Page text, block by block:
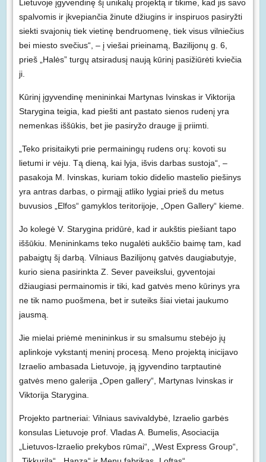
Lietuvoje įgyvendinę šį unikalų projektą ir tikime, kad jis savo
spalvomis ir įkvepiančia žinute džiugins ir inspiruos pasiryžti
siekti svajonių tiek vietinę bendruomenę, tiek visus vilniečius
bei miesto svečius“, – į viešai prieinamą, Bazilijonų g. 6,
prieš „Halės” turgų atsiradusį naują kūrinį pasižiūrėti kviečia
ji.
Kūrinį įgyvendinę menininkai Martynas Ivinskas ir Viktorija
Starygina teigia, kad piešti ant pastato sienos rudenį yra
nemenkas iššūkis, bet jie pasiryžo drauge jį priimti.
„Teko prisitaikyti prie permainingų rudens orų: kovoti su
lietumi ir vėju. Tą dieną, kai lyja, išvis darbas sustoja“, –
pasakoja M. Ivinskas, kuriam tokio didelio mastelio piešinys
yra antras darbas, o pirmąjį atliko lygiai prieš du metus
buvusios „Elfos“ gamyklos teritorijoje, „Open Gallery“ kieme.
Jo kolegė V. Starygina pridūrė, kad ir aukštis piešiant tapo
iššūkiu. Menininkams teko nugalėti aukščio baimę tam, kad
pabaigtų šį darbą. Vilniaus Bazilijonų gatvės daugiabutyje,
kurio siena pasirinkta Z. Sever paveikslui, gyventojai
džiaugiasi permainomis ir tiki, kad gatvės meno kūrinys yra
ne tik namo puošmena, bet ir suteiks šiai vietai jaukumo
jausmą.
Jie mielai priėmė menininkus ir su smalsumu stebėjo jų
aplinkoje vykstantį meninį procesą. Meno projektą inicijavo
Izraelio ambasada Lietuvoje, ją įgyvendino tarptautinė
gatvės meno galerija „Open gallery“, Martynas Ivinskas ir
Viktorija Starygina.
Projekto partneriai: Vilniaus savivaldybė, Izraelio garbės
konsulas Lietuvoje prof. Vladas A. Bumelis, Asociacija
„Lietuvos-Izraelio prekybos rūmai“, „West Express Group“,